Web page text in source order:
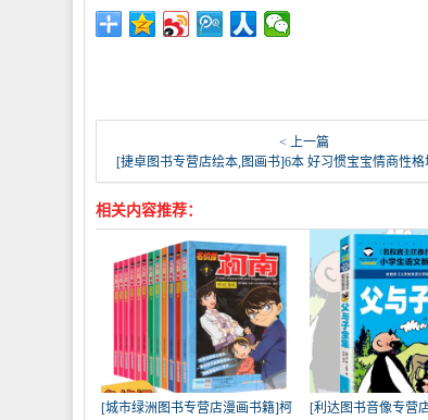
< 上一篇
[捷卓图书专营店绘本,图画书]6本 好习惯宝宝情商性格培养绘本儿童月销量
相关内容推荐：
[城市绿洲图书专营店漫画书籍]柯
[利达图书音像专营